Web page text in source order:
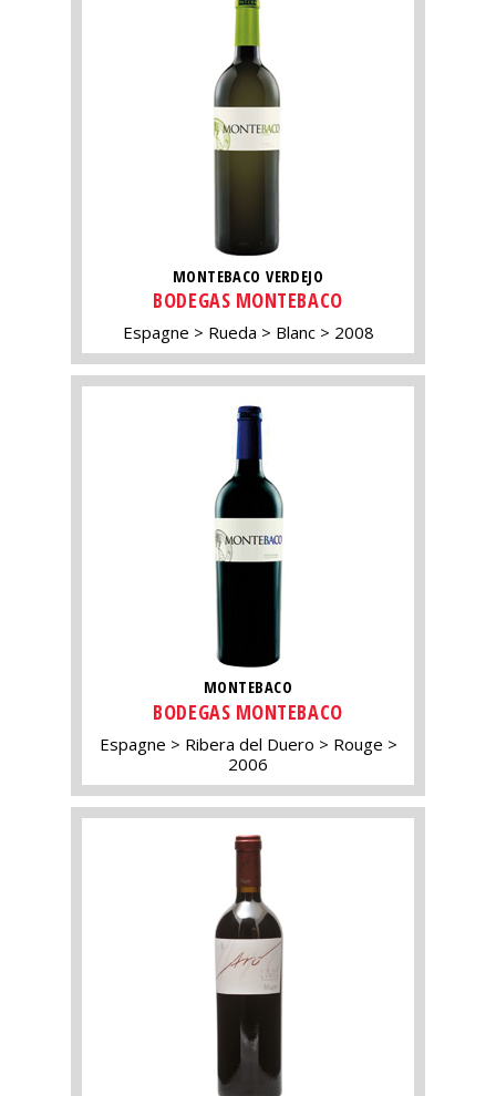
MONTEBACO VERDEJO
BODEGAS MONTEBACO
Espagne Rueda Blanc 2008
MONTEBACO
BODEGAS MONTEBACO
Espagne Ribera del Duero
Rouge
2006